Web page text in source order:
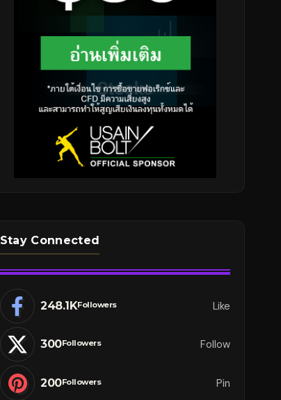
Stay Connected
248.1KFollowers Like
300Followers Follow
200Followers Pin